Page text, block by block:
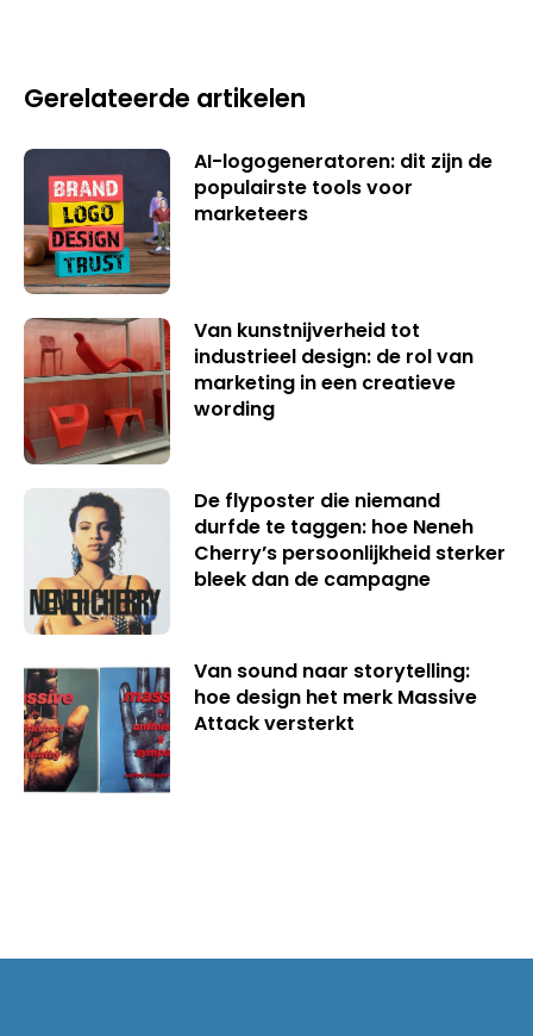
Gerelateerde artikelen
AI-logogeneratoren: dit zijn de
populairste tools voor
marketeers
Van kunstnijverheid tot
industrieel design: de rol van
marketing in een creatieve
wording
De flyposter die niemand
durfde te taggen: hoe Neneh
Cherry’s persoonlijkheid sterker
bleek dan de campagne
Van sound naar storytelling:
hoe design het merk Massive
Attack versterkt